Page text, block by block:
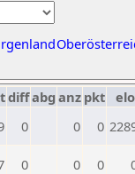
diffabg anz pkt
0 0 0
0 0 0